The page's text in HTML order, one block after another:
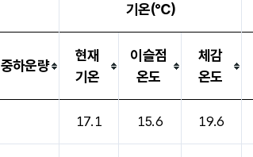
기온(℃)
중하운량
현재
기온
이슬점
온도
체감
온도
17.1 15.6 19.6